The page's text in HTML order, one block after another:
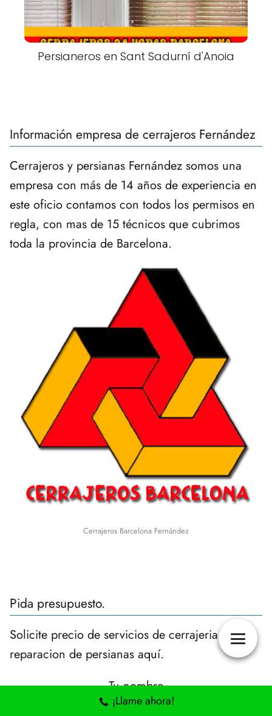
Persianeros en Sant Sadurní d'Anoia
Información empresa de cerrajeros Fernández
Cerrajeros y persianas Fernández somos una
empresa con más de 14 años de experiencia en
este oficio contamos con todos los permisos en
regla, con mas de 15 técnicos que cubrimos
toda la provincia de Barcelona.
Cerrajeros Barcelona Fernández
Pida presupuesto.
Solicite precio de servicios de cerrajeria o
reparacion de persianas aquí.
Tu nombre
¡Llame ahora!